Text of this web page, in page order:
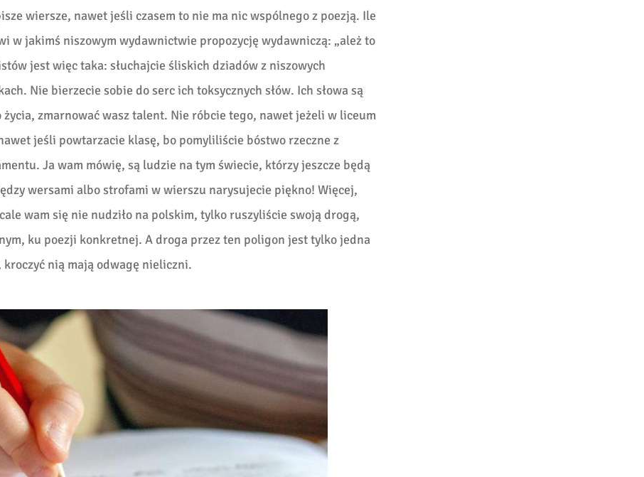
wiersze, nawet jeśli czasem to nie ma nic wspólnego z poezją. Ile
w jakimś niszowym wydawnictwie propozycję wydawniczą: „ależ to
jest więc taka: słuchajcie śliskich dziadów z niszowych
Nie bierzecie sobie do serc ich toksycznych słów. Ich słowa są
zmarnować wasz talent. Nie róbcie tego, nawet jeżeli w liceum
jeśli powtarzacie klasę, bo pomyliliście bóstwo rzeczne z
Ja wam mówię, są ludzie na tym świecie, którzy jeszcze będą
wersami albo strofami w wierszu narysujecie piękno! Więcej,
wam się nie nudziło na polskim, tylko ruszyliście swoją drogą,
ku poezji konkretnej. A droga przez ten poligon jest tylko jedna
nią mają odwagę nieliczni.